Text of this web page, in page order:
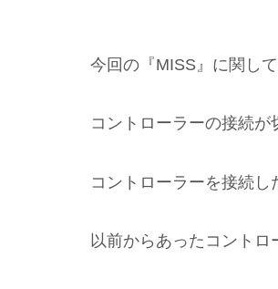
今回の『MISS』に関して
コントローラーの接続が
コントローラーを接続し
以前からあったコント